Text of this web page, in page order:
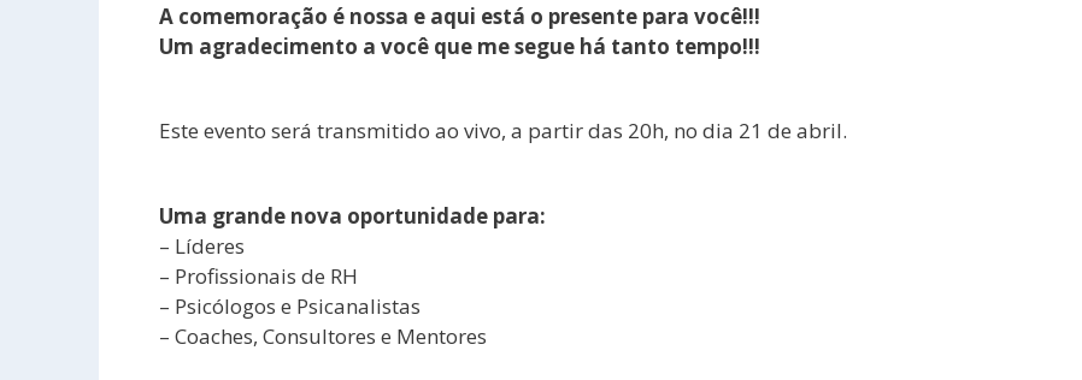
A comemoração é nossa e aqui está o presente para você!!!
Um agradecimento a você que me segue há tanto tempo!!!
Este evento será transmitido ao vivo, a partir das 20h, no dia 21 de abril.
Uma grande nova oportunidade para:
– Líderes
– Profissionais de RH
– Psicólogos e Psicanalistas
– Coaches, Consultores e Mentores